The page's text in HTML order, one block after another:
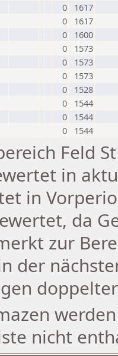
0
1617
0
1617
0
1600
0
1573
0
1573
0
1573
0
1528
0
1544
0
1544
0 1544
Feld
in
in
da
zur
der
nicht